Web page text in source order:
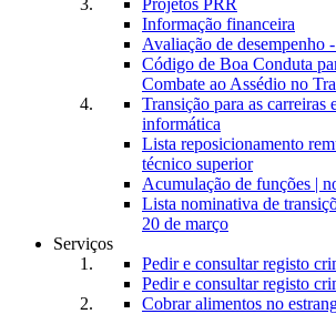
Projetos PRR
Informação financeira
Avaliação de desempenho
Código de Boa Conduta
Combate ao Assédio no
Transição para as carreiras
informática
Lista reposicionamento
técnico superior
Acumulação de funções |
Lista nominativa de
20 de março
Serviços
Pedir e consultar registo
Pedir e consultar registo
Cobrar alimentos no